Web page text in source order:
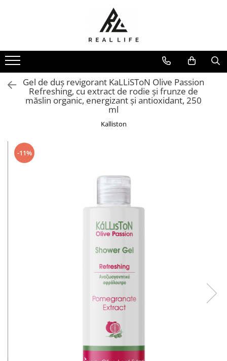
Ingrijire personala
Masca fata si plasturi pentru
curatarea tenului
Uleiuri
Dispozitive
Ingrijirea parului
Sanatatea articulatiilor
Periferice & Componente PC
Gel de duș revigorant KaLLiSToN Olive Passion
Refreshing, cu extract de rodie și frunze de
măslin organic, energizant și antioxidant, 250
ml
Kalliston
-11%